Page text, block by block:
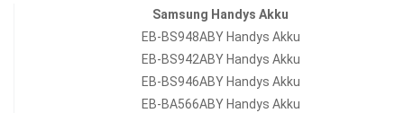
Samsung Handys Akku
EB-BS948ABY Handys Akku
EB-BS942ABY Handys Akku
EB-BS946ABY Handys Akku
EB-BA566ABY Handys Akku